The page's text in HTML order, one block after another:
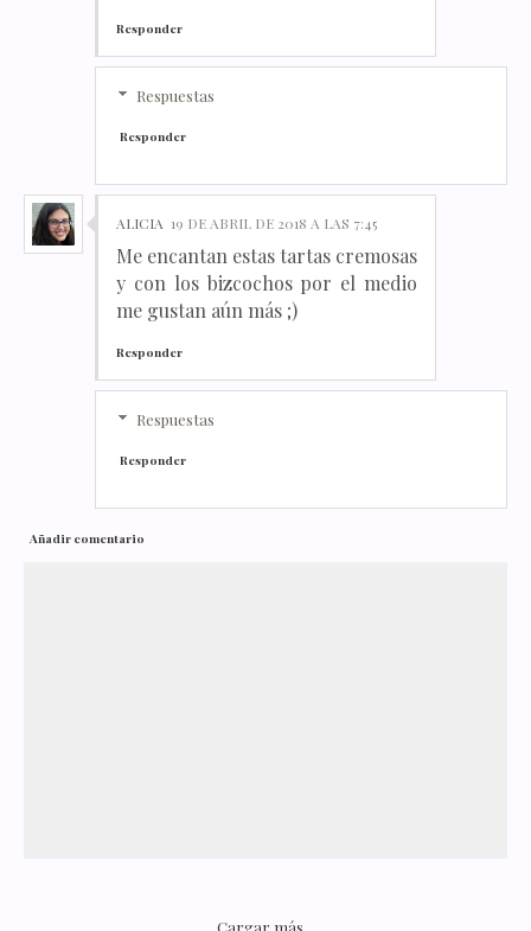
Responder
Respuestas
Responder
ALICIA 19 DE ABRIL DE 2018 A LAS 7:45
Me encantan estas tartas cremosas
y con los bizcochos por el medio
me gustan aún más ;)
Responder
Respuestas
Responder
Añadir comentario
Cargar más...